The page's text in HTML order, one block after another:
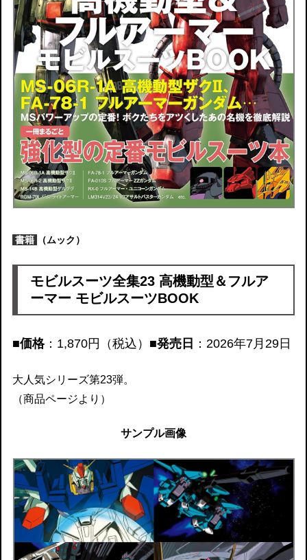
書籍 （ムック）
モビルスーツ全集23 高機動型＆フルア
ーマー モビルスーツBOOK
■価格：1,870円（税込） ■発売日 ：2026年7月29日
大人気シリーズ第23弾。
（商品ページより）
サンプル画像